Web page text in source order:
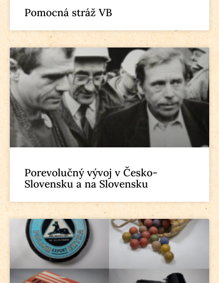
Pomocná stráž VB
Porevolučný vývoj v Česko-
Slovensku a na Slovensku